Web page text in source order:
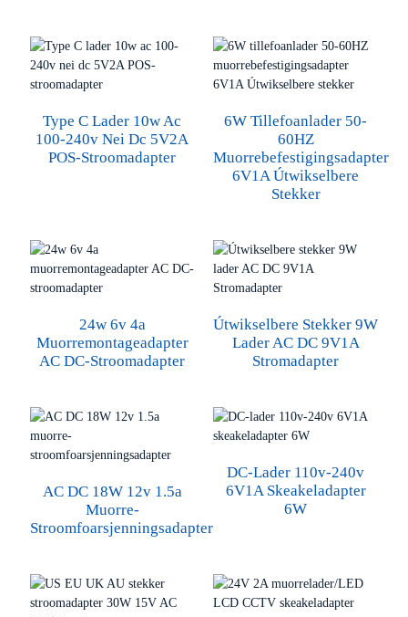
Type C Lader 10w Ac
100-240v Nei Dc 5V2A
POS-Stroomadapter
6W Tillefoanlader 50-
60HZ
Muorrebefestigingsadapter
6V1A Útwikselbere
Stekker
24w 6v 4a
Muorremontageadapter
AC DC-Stroomadapter
Útwikselbere Stekker 9W
Lader AC DC 9V1A
Stromadapter
AC DC 18W 12v 1.5a
Muorre-
Stroomfoarsjenningsadapter
DC-Lader 110v-240v
6V1A Skeakeladapter
6W